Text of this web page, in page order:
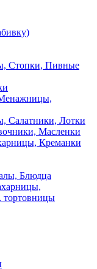
Стопки, Пивные
Салатники, Лотки
Масленки
Креманки
Блюдца